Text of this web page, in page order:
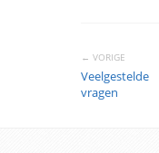
← VORIGE
Veelgestelde
vragen